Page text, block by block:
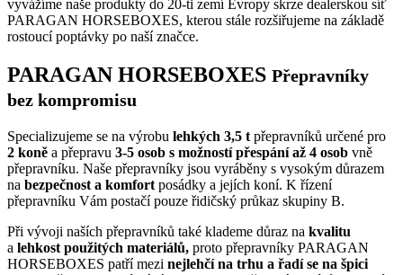
vyvážíme naše produkty do 20-ti zemí Evropy skrze dealerskou síť
PARAGAN HORSEBOXES, kterou stále rozšiřujeme na základě
rostoucí poptávky po naší značce.
PARAGAN HORSEBOXES Přepravníky
bez kompromisu
Specializujeme se na výrobu lehkých 3,5 tpřepravníků určené pro
2 koně a přepravu 3-5 osob s možností přespání až 4 osob vně
přepravníku. Naše přepravníky jsou vyráběny s vysokým důrazem
na bezpečnost a komfortposádky a jejích koní. K řízení
přepravníku Vám postačí pouze řidičský průkaz skupiny B.
Při vývoji naších přepravníků také klademe důraz na kvalitu
a lehkost použitých materiálů, proto přepravníky PARAGAN
HORSEBOXES patří mezi nejlehčí na trhu a řadí se na špici